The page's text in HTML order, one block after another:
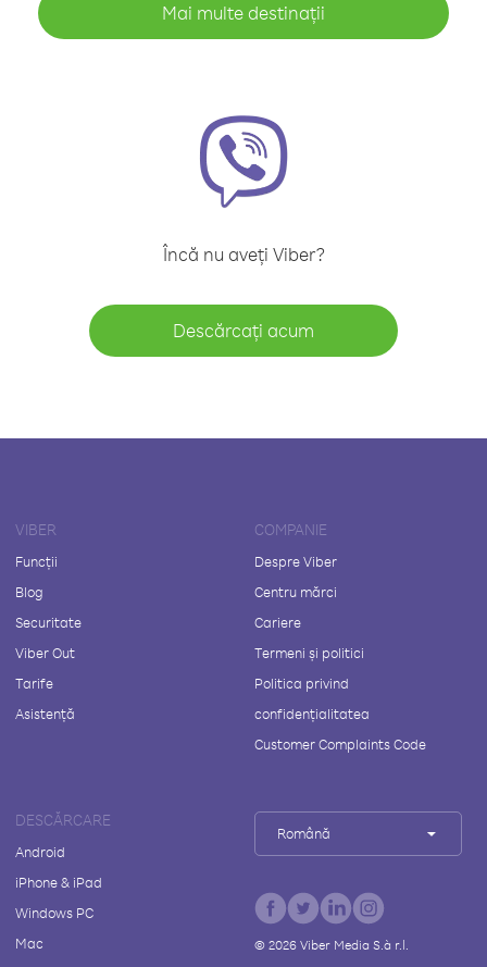
Mai multe destinații
Încă nu aveți Viber?
Descărcați acum
VIBER
Funcții
Blog
Securitate
Viber Out
Tarife
Asistență
COMPANIE
Despre Viber
Centru mărci
Cariere
Termeni și politici
Politica privind
confidențialitatea
Customer Complaints Code
DESCĂRCARE
Android
iPhone & iPad
Windows PC
Mac
Română
© 2026Viber Media S.à r.l.